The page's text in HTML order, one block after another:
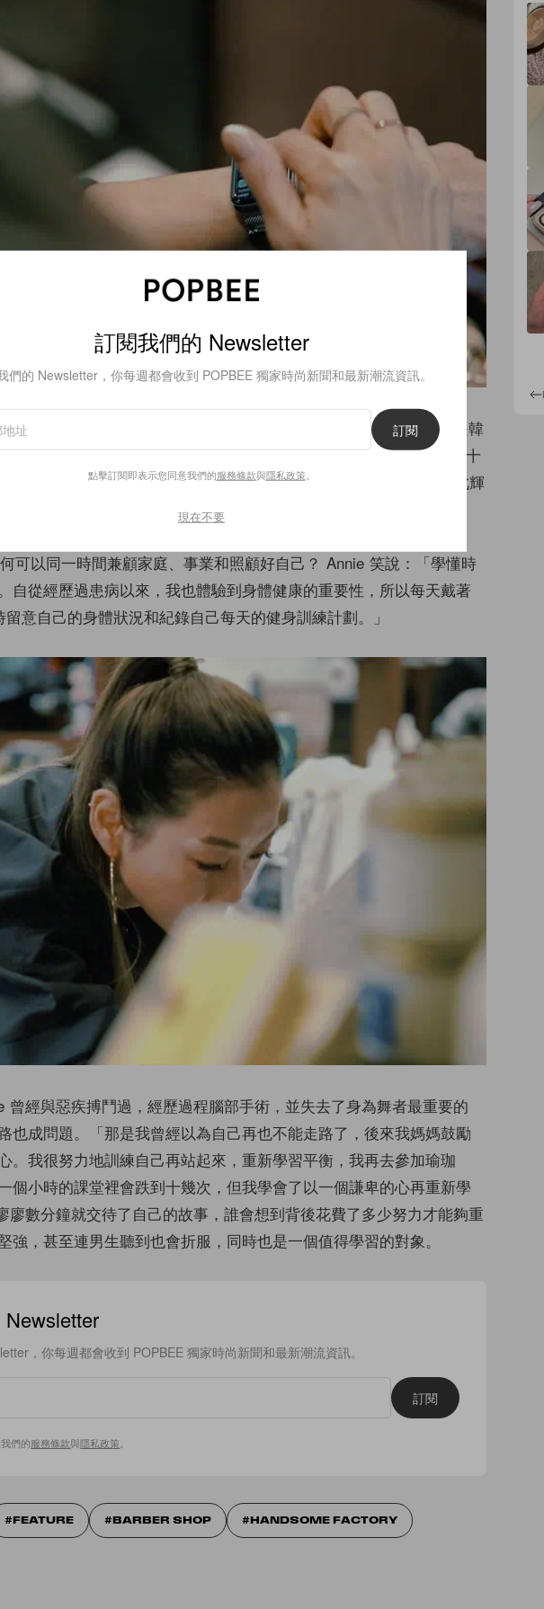
起來十分柔弱，內裡卻是一位不折不扣的女強人。在年輕時，她曾是韓
曲風女子組合 Tashannie 的成員，自 3 歲開始學跳舞，舞功根底十
國跳舞歌手編舞，連韓國天王 Rain 看見 Annie 也會表示敬意。如此輝
絲毫沒有架子，不說不知，Annie 同時還有份主理男士服裝品牌
可以同一時間兼顧家庭、事業和照顧好自己？ Annie 笑說：「學懂時
自從經歷過患病以來，我也體驗到身體健康的重要性，所以每天戴著
意自己的身體狀況和紀錄自己每天的健身訓練計劃。」
曾經與惡疾搏鬥過，經歷過程腦部手術，並失去了身為舞者最重要的
也成問題。「那是我曾經以為自己再也不能走路了，後來我媽媽鼓勵
。我很努力地訓練自己再站起來，重新學習平衡，我再去參加瑜珈
個小時的課堂裡會跌到十幾次，但我學會了以一個謙卑的心再重新學
廖數分鐘就交待了自己的故事，誰會想到背後花費了多少努力才能夠重
強，甚至連男生聽到也會折服，同時也是一個值得學習的對象。
，你每週都會收到 POPBEE 獨家時尚新聞和最新潮流資訊。
訂閱
們的服務條款與隱私政策
FEATURE BARBER SHOP HANDSOME FACTORY
訂閱我們的 Newsletter
們的 Newsletter，你每週都會收到 POPBEE 獨家時尚新聞和最新潮流資訊。
訂閱
點擊訂閱即表示您同意我們的服務條款與隱私政策。
現在不要